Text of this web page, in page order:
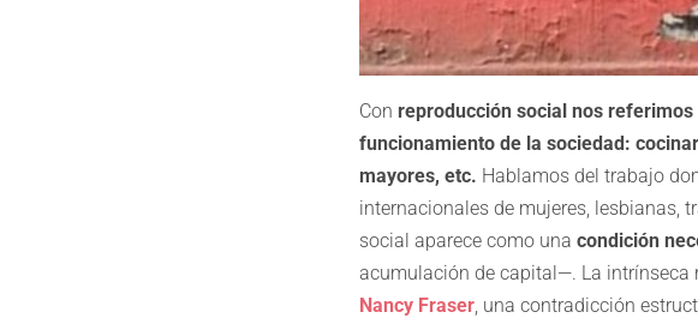
Con reproducción social nos
funcionamiento de la sociedad:
mayores, etc. Hablamos del trabajo
internacionales de mujeres, lesbianas,
social aparece como una condición
acumulación de capital—. La intrínseca
Nancy Fraser, una contradicción